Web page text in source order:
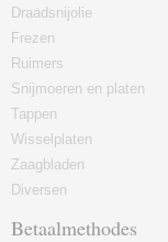
Draadsnijolie
Frezen
Ruimers
Snijmoeren en platen
Tappen
Wisselplaten
Zaagbladen
Diversen
Betaalmethodes